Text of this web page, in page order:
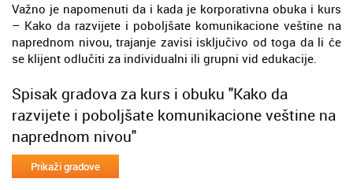
Važno je napomenuti da i kada je korporativna obuka i kurs
– Kako da razvijete i poboljšate komunikacione veštine na
naprednom nivou, trajanje zavisi isključivo od toga da li će
se klijent odlučiti za individualni ili grupni vid edukacije.
Spisak gradova za kurs i obuku "Kako da
razvijete i poboljšate komunikacione veštine na
naprednom nivou"